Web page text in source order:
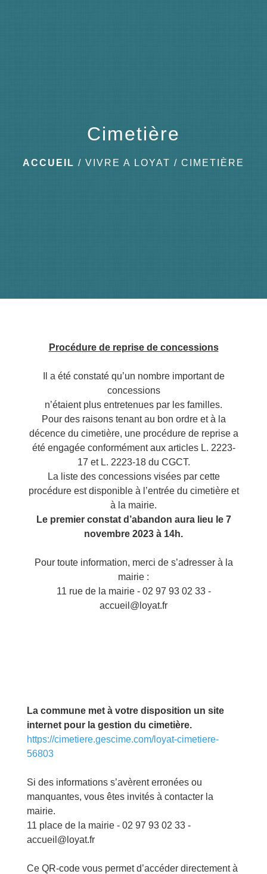
Cimetière
ACCUEIL / VIVRE A LOYAT / CIMETIÈRE
Procédure de reprise de concessions
Il a été constaté qu’un nombre important de
concessions
n’étaient plus entretenues par les familles.
Pour des raisons tenant au bon ordre et à la
décence du cimetière, une procédure de reprise a
été engagée conformément aux articles L. 2223-
17 et L. 2223-18 du CGCT.
La liste des concessions visées par cette
procédure est disponible à l’entrée du cimetière et
à la mairie.
Le premier constat d’abandon aura lieu le 7
novembre 2023 à 14h.
Pour toute information, merci de s’adresser à la
mairie :
11 rue de la mairie - 02 97 93 02 33 -
accueil@loyat.fr
La commune met à votre disposition un site
internet pour la gestion du cimetière.
https://cimetiere.gescime.com/loyat-cimetiere-
56803
Si des informations s’avèrent erronées ou
manquantes, vous êtes invités à contacter la
mairie.
11 place de la mairie - 02 97 93 02 33 -
accueil@loyat.fr
Ce QR-code vous permet d’accéder directement à